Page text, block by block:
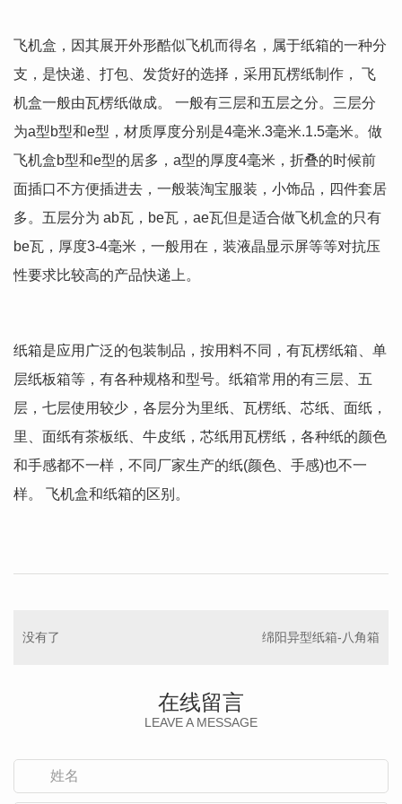
飞机盒，因其展开外形酷似飞机而得名，属于纸箱的一种分
支，是快递、打包、发货好的选择，采用瓦楞纸制作， 飞
机盒一般由瓦楞纸做成。 一般有三层和五层之分。三层分
为a型b型和e型，材质厚度分别是4毫米.3毫米.1.5毫米。做
飞机盒b型和e型的居多，a型的厚度4毫米，折叠的时候前
面插口不方便插进去，一般装淘宝服装，小饰品，四件套居
多。五层分为 ab瓦，be瓦，ae瓦但是适合做飞机盒的只有
be瓦，厚度3-4毫米，一般用在，装液晶显示屏等等对抗压
性要求比较高的产品快递上。
纸箱是应用广泛的包装制品，按用料不同，有瓦楞纸箱、单
层纸板箱等，有各种规格和型号。纸箱常用的有三层、五
层，七层使用较少，各层分为里纸、瓦楞纸、芯纸、面纸，
里、面纸有茶板纸、牛皮纸，芯纸用瓦楞纸，各种纸的颜色
和手感都不一样，不同厂家生产的纸(颜色、手感)也不一
样。 飞机盒和纸箱的区别。
没有了 绵阳异型纸箱-八角箱
在线留言
LEAVE A MESSAGE